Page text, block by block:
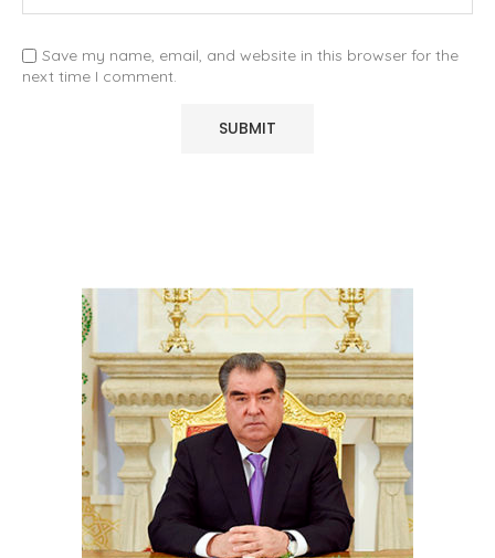
Save my name, email, and website in this browser for the
next time I comment.